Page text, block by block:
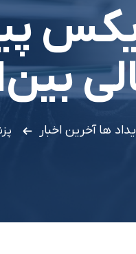
ها آخرین اخبار